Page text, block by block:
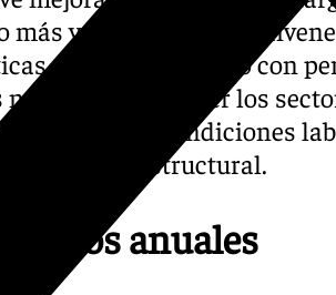
más vulnerable a los
activas de empleo con
necesario fortalecer los
y garantizar condiciones
estructural.
anuales